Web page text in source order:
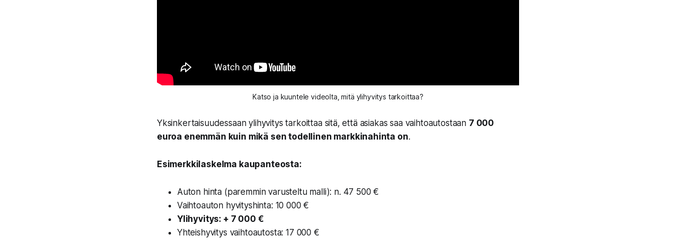
Katso ja kuuntele videolta, mitä ylihyvitys tarkoittaa?
Yksinkertaisuudessaan ylihyvitys tarkoittaa sitä, että asiakas saa vaihtoautostaan 7 000
euroa enemmän kuin mikä sen todellinen markkinahinta on.
Esimerkkilaskelma kaupanteosta:
Auton hinta (paremmin varusteltu malli): n. 47 500 €
Vaihtoauton hyvityshinta: 10 000 €
Ylihyvitys: + 7 000 €
Yhteishyvitys vaihtoautosta: 17 000 €